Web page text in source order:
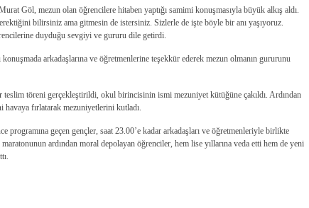
Göl, mezun olan öğrencilere hitaben yaptığı samimi konuşmasıyla büyük alkış aldı.
bilirsiniz ama gitmesin de istersiniz. Sizlerle de işte böyle bir anı yaşıyoruz.
duyduğu sevgiyi ve gururu dile getirdi.
arkadaşlarına ve öğretmenlerine teşekkür ederek mezun olmanın gururunu
teslim töreni gerçekleştirildi, okul birincisinin ismi mezuniyet kütüğüne çakıldı. Ardından
fırlatarak mezuniyetlerini kutladı.
programına geçen gençler, saat 23.00’e kadar arkadaşları ve öğretmenleriyle birlikte
ardından moral depolayan öğrenciler, hem lise yıllarına veda etti hem de yeni